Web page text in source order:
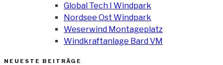
Global Tech I Windpark
Nordsee Ost Windpark
Weserwind Montageplatz
Windkraftanlage Bard VM
NEUESTE BEITRÄGE